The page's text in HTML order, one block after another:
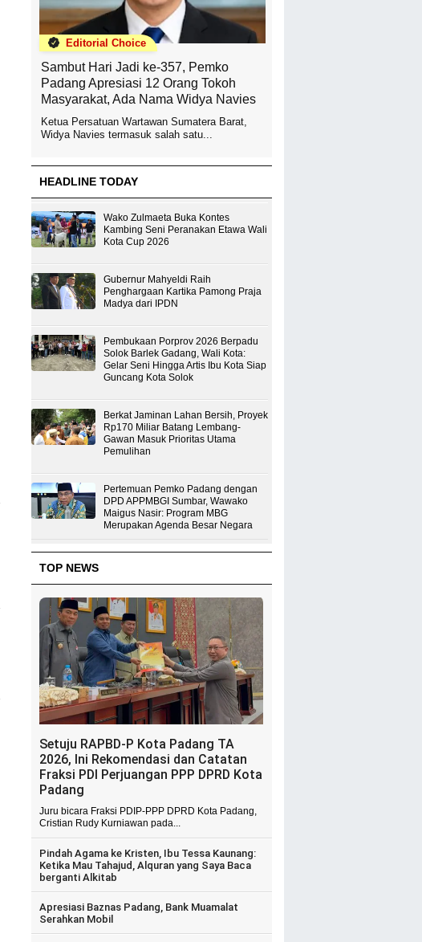
Editorial Choice
Sambut Hari Jadi ke-357, Pemko
Padang Apresiasi 12 Orang Tokoh
Masyarakat, Ada Nama Widya Navies
Ketua Persatuan Wartawan Sumatera Barat,
Widya Navies termasuk salah satu...
HEADLINE TODAY
Wako Zulmaeta Buka Kontes
Kambing Seni Peranakan Etawa Wali
Kota Cup 2026
Gubernur Mahyeldi Raih
Penghargaan Kartika Pamong Praja
Madya dari IPDN
Pembukaan Porprov 2026 Berpadu
Solok Barlek Gadang, Wali Kota:
Gelar Seni Hingga Artis Ibu Kota Siap
Guncang Kota Solok
Berkat Jaminan Lahan Bersih, Proyek
Rp170 Miliar Batang Lembang-
Gawan Masuk Prioritas Utama
Pemulihan
Pertemuan Pemko Padang dengan
DPD APPMBGI Sumbar, Wawako
Maigus Nasir: Program MBG
Merupakan Agenda Besar Negara
TOP NEWS
Setuju RAPBD-P Kota Padang TA
2026, Ini Rekomendasi dan Catatan
Fraksi PDI Perjuangan PPP DPRD Kota
Padang
Juru bicara Fraksi PDIP-PPP DPRD Kota Padang,
Cristian Rudy Kurniawan pada...
Pindah Agama ke Kristen, Ibu Tessa Kaunang:
Ketika Mau Tahajud, Alquran yang Saya Baca
berganti Alkitab
Apresiasi Baznas Padang, Bank Muamalat
Serahkan Mobil